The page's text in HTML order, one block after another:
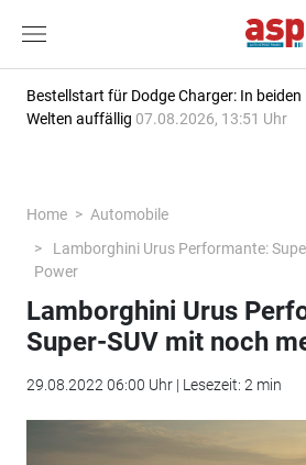
Bestellstart für Dodge Charger: In beiden
Welten auffällig 07.08.2026, 13:51 Uhr
Home
Automobile
Lamborghini Urus Performante:
Power
Lamborghini Urus
Super-SUV mit noch
29.08.2022 06:00 Uhr | Lesezeit: 2 min